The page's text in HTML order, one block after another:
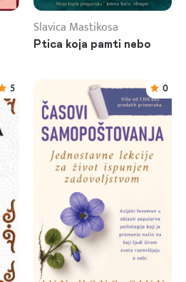
Slavica Mastikosa
Ptica koja pamti nebo
5 0